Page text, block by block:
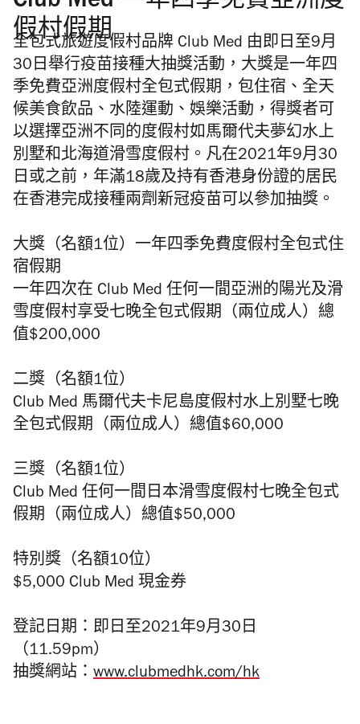
假村假期
全包式旅遊度假村品牌 Club Med 由即日至9月
30日舉行疫苗接種大抽獎活動，大獎是一年四
季免費亞洲度假村全包式假期，包住宿、全天
候美食飲品、水陸運動、娛樂活動，得獎者可
以選擇亞洲不同的度假村如馬爾代夫夢幻水上
別墅和北海道滑雪度假村。凡在2021年9月30
日或之前，年滿18歲及持有香港身份證的居民
在香港完成接種兩劑新冠疫苗可以參加抽獎。
大獎（名額1位）一年四季免費度假村全包式住
宿假期
一年四次在 Club Med 任何一間亞洲的陽光及滑
雪度假村享受七晚全包式假期（兩位成人）總
值$200,000
二獎（名額1位）
Club Med 馬爾代夫卡尼島度假村水上別墅七晚
全包式假期 （兩位成人） 總值$60,000
三獎（名額1位）
Club Med 任何一間日本滑雪度假村七晚全包式
假期（兩位成人）總值$50,000
特別獎（名額10位）
$5,000 Club Med 現金券
登記日期：即日至2021年9月30日
（11.59pm）
抽獎網站： www.clubmedhk.com/hk